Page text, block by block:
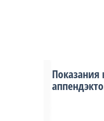
Показания